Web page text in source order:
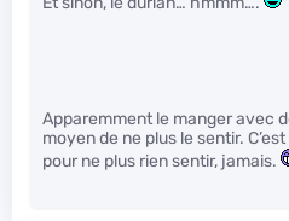
Apparemment le manger avec
moyen de ne plus le sentir.
pour ne plus rien sentir, jamais.